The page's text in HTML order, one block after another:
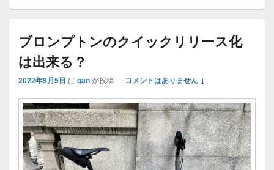
ブロンプトンのクイックリリース化
は出来る？
2022年9月5日 に ganが投稿 — コメントはありません ↓